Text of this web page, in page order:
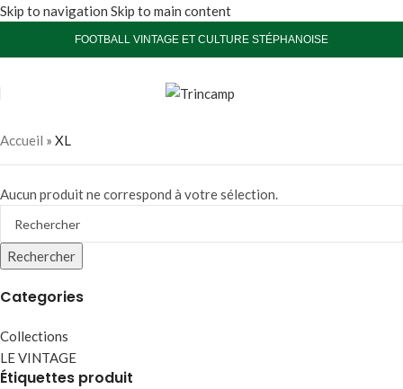
Skip to navigation Skip to main content
FOOTBALL VINTAGE ET CULTURE STÉPHANOISE
Categories
Collections
LE VINTAGE
Étiquettes produit
Accueil » XL
Aucun produit ne correspond à votre sélection.
Rechercher